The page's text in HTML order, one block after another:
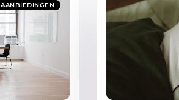
AANBIEDINGEN